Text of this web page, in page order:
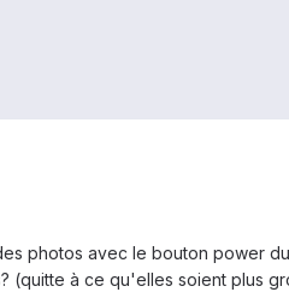
photos avec le bouton power
à ce qu'elles soient plus